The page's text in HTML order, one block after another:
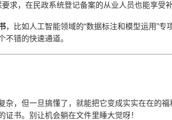
求，在民政系统登记备案的从业人员也能享受
，比如人工智能领域的“数据标注和模型运用”
不错的快速通道。
杂，但一旦搞懂了，就能把它变成实实在在的
书。别让机会躺在文件里睡大觉呀！